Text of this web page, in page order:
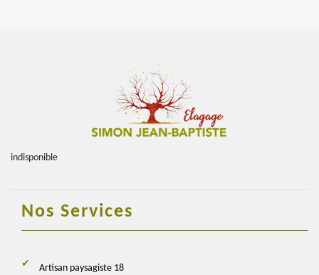
indisponible
Nos Services
Artisan paysagiste 18